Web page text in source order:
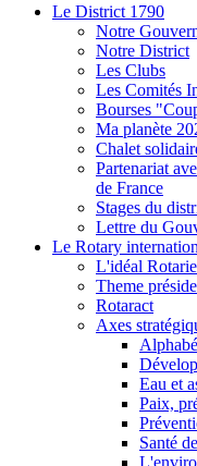
Le District 1790
Notre
Notre District
Les Clubs
Les Comités
Bourses
Ma planète
Chalet
Partenariat
de France
Stages du
Lettre du
Le Rotary
L'idéal
Theme
Rotaract
Axes
Eau et
Paix,
Santé